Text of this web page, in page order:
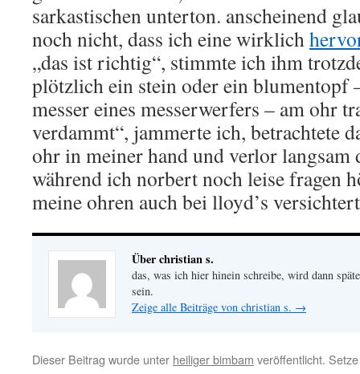
sarkastischen unterton. anscheinend
noch nicht, dass ich eine wirklich
„das ist richtig“, stimmte ich ihm
plötzlich ein stein oder ein blumentopf
messer eines messerwerfers – am ohr
verdammt“, jammerte ich, betrachtete
ohr in meiner hand und verlor langsam
während ich norbert noch leise fragen
meine ohren auch bei lloyd’s
Über christian s.
das, was ich hier hinein schreibe, wird dann
sein.
Zeige alle Beiträge von christian s. →
Dieser Beitrag wurde unter heiliger bimbam veröffentlicht.